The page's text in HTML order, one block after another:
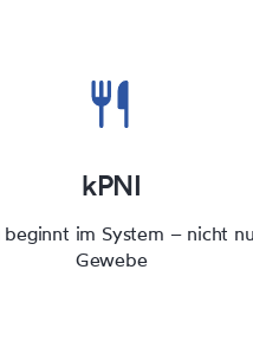
kPNI
beginnt im System – nicht
Gewebe